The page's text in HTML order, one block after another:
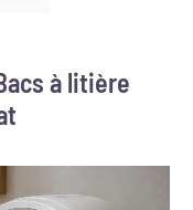
à litière